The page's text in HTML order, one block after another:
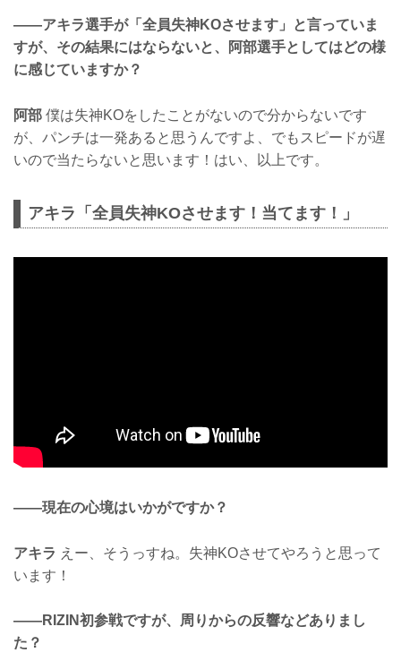
——アキラ選手が「全員失神KOさせます」と言っていま
すが、その結果にはならないと、阿部選手としてはどの様
に感じていますか？
阿部 僕は失神KOをしたことがないので分からないです
が、パンチは一発あると思うんですよ、でもスピードが遅
いので当たらないと思います！はい、以上です。
アキラ「全員失神KOさせます！当てます！」
——現在の心境はいかがですか？
アキラ えー、そうっすね。失神KOさせてやろうと思って
います！
——RIZIN初参戦ですが、周りからの反響などありまし
た？